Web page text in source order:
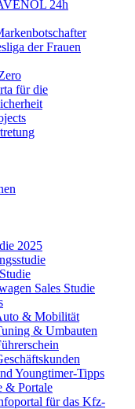
24h
der Frauen
für die
2025
Sales Studie
& Mobilität
& Umbauten
Youngtimer-Tipps
& Portale
für das Kfz-